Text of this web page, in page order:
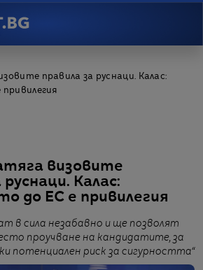
правила за руснаци. Калас:
визовите
руснаци. Калас:
до ЕС е привилегия
в сила незабавно и ще позволят
проучване на кандидатите, за
потенциален риск за сигурността“